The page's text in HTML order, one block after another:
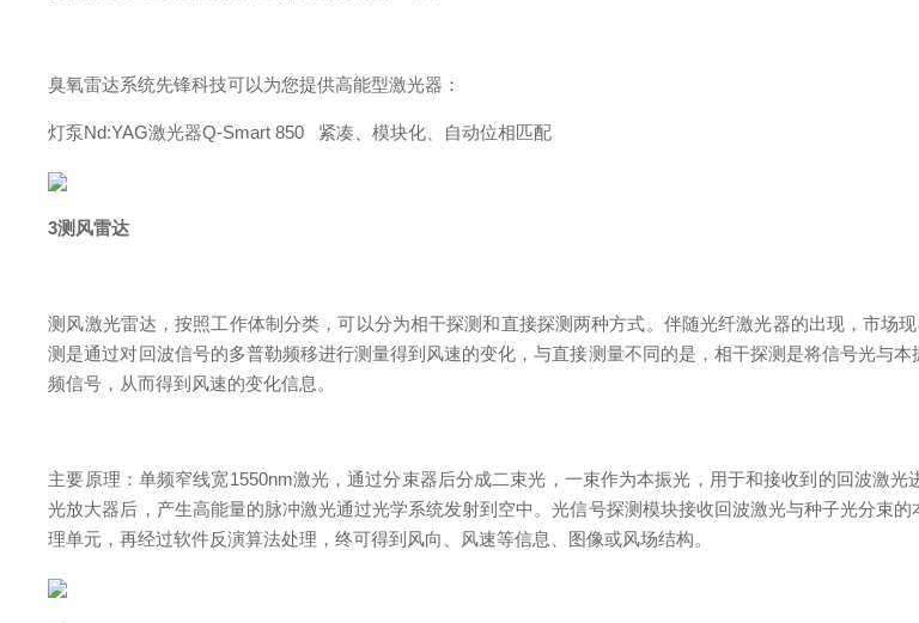
臭氧雷达系统先锋科技可以为您提供高能型激光器：
灯泵Nd:YAG激光器Q-Smart 850 紧凑、模块化、自动位相匹配
3测风雷达
测风激光雷达，按照工作体制分类，可以分为相干探测和直接探测两种方式。伴随光纤激光器的出现，市场
测是通过对回波信号的多普勒频移进行测量得到风速的变化，与直接测量不同的是，相干探测是将信号光与
频信号，从而得到风速的变化信息。
主要原理：单频窄线宽1550nm激光，通过分束器后分成二束光，一束作为本振光，用于和接收到的回波激
光放大器后，产生高能量的脉冲激光通过光学系统发射到空中。光信号探测模块接收回波激光与种子光分束
理单元，再经过软件反演算法处理，终可得到风向、风速等信息、图像或风场结构。